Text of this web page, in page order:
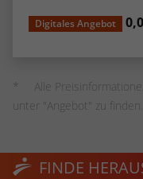
Digitales Angebot
Alle
unter "Angebot" zu finden.
FINDE